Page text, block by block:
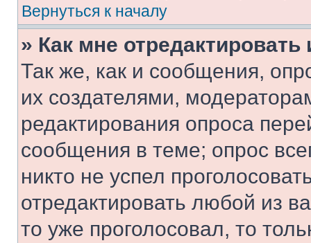
Вернуться к началу
» Как мне
Так же, как и сообщения,
их создателями,
редактирования опроса
сообщения в теме; опрос
никто не успел
отредактировать любой из
то уже проголосовал, то